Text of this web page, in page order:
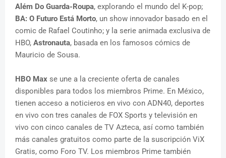
Além Do Guarda-Roupa, explorando el mundo del K-pop;
BA: O Futuro Está Morto, un show innovador basado en el
comic de Rafael Coutinho; y la serie animada exclusiva de
HBO, Astronauta, basada en los famosos cómics de
Mauricio de Sousa.
HBO Max se une a la creciente oferta de canales
disponibles para todos los miembros Prime. En México,
tienen acceso a noticieros en vivo con ADN40, deportes
en vivo con tres canales de FOX Sports y televisión en
vivo con cinco canales de TV Azteca, así como también
más canales gratuitos como parte de la suscripción ViX
Gratis, como Foro TV. Los miembros Prime también